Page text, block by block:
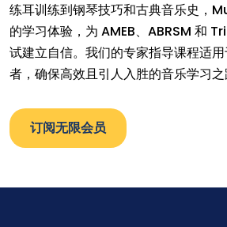
练耳训练到钢琴技巧和古典音乐史，
的学习体验，为 AMEB、ABRSM 和
试建立自信。我们的专家指导课程适
者，确保高效且引人入胜的音乐学习之
订阅无限会员